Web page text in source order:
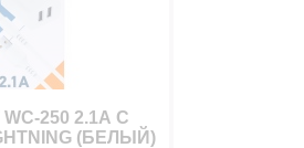
WC-250 2.1A С
(БЕЛЫЙ)